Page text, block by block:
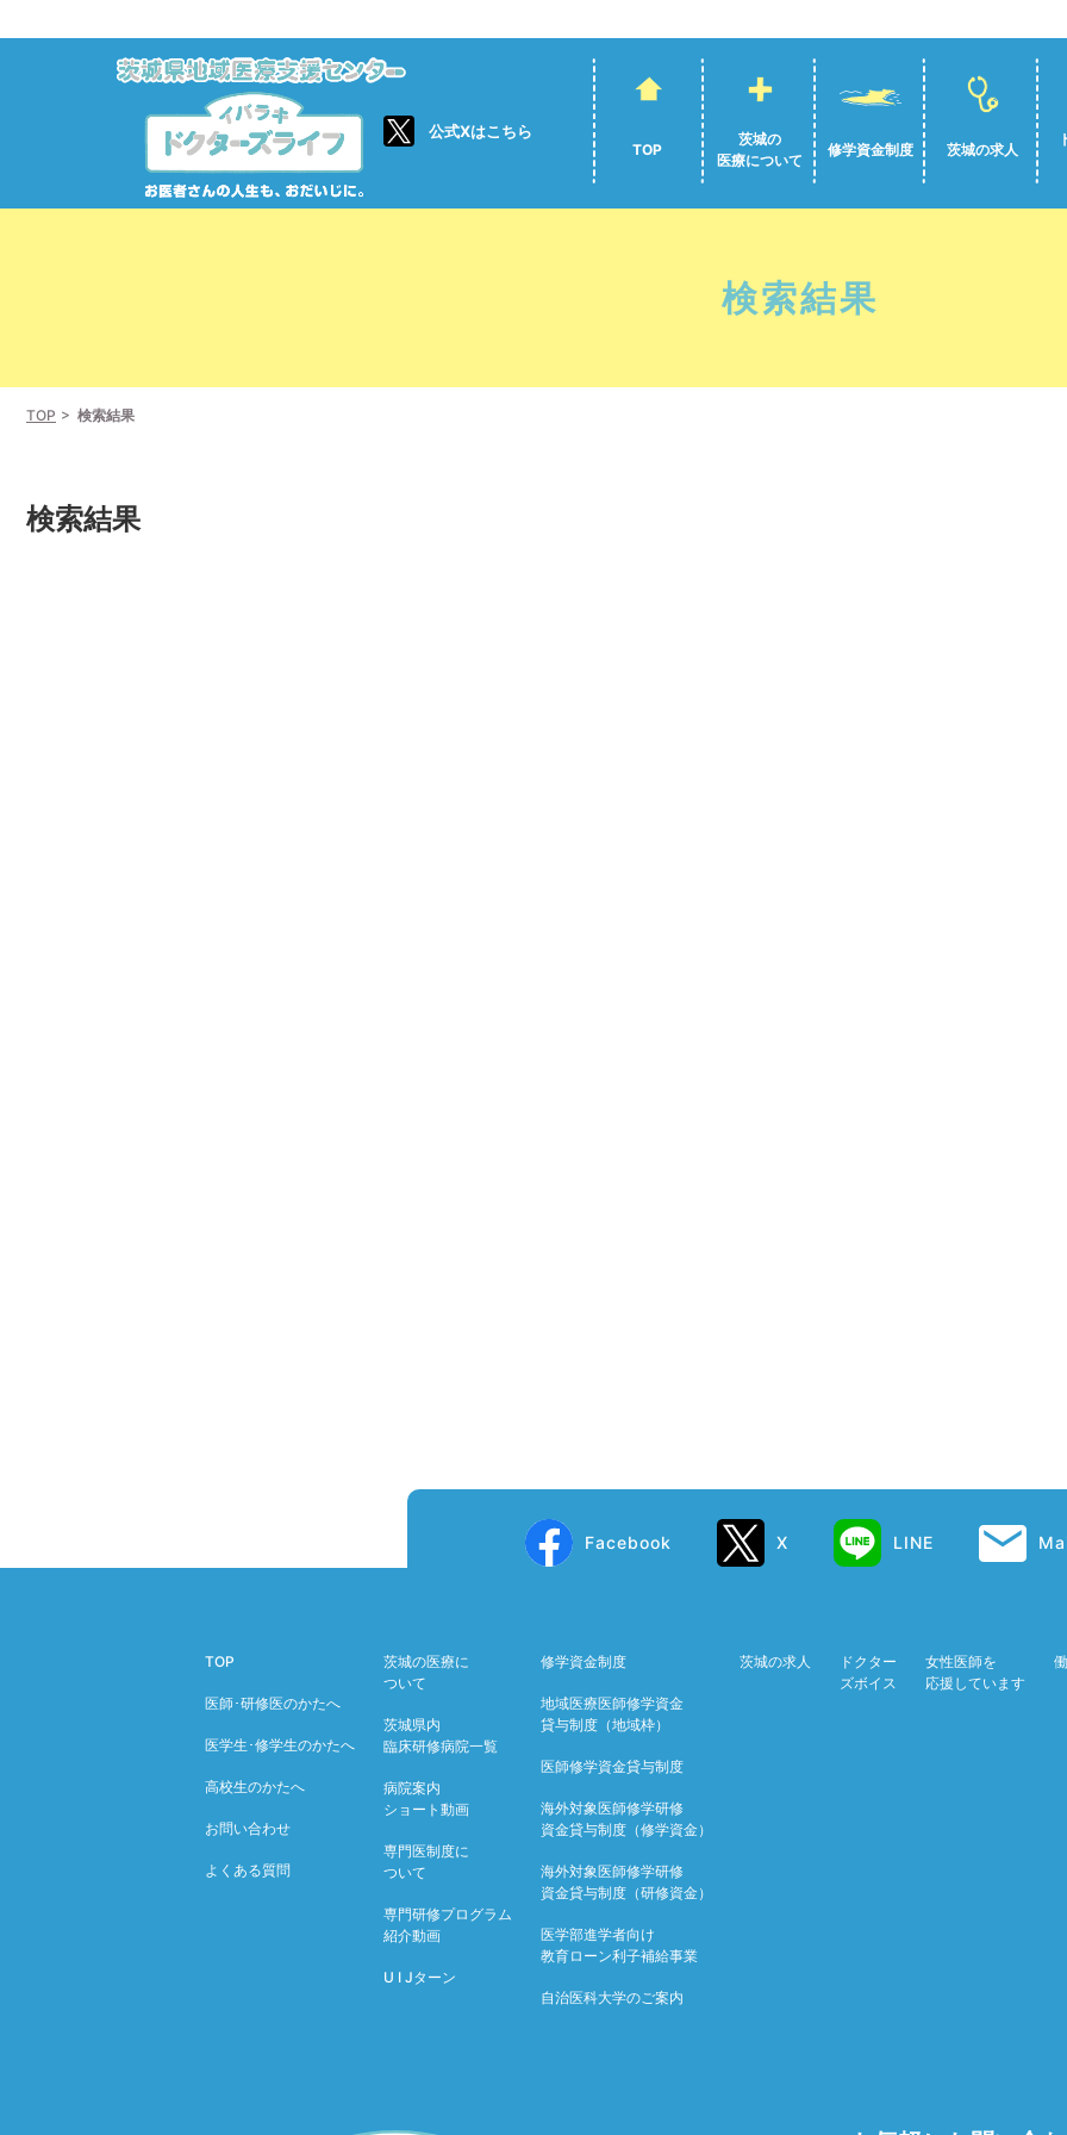
公式Xはこちら
TOP
茨城の
医療について
修学資金制度 茨城の求人
検索結果
TOP 検索結果
検索結果
Facebook X LINE
TOP
医師･研修医のかたへ
医学生･修学生のかたへ
高校生のかたへ
お問い合わせ
よくある質問
茨城の医療に
ついて
茨城県内
臨床研修病院一覧
病院案内
ショート動画
専門医制度に
ついて
専門研修プログラム
紹介動画
U I Jターン
修学資金制度
地域医療医師修学資金
貸与制度（地域枠）
医師修学資金貸与制度
海外対象医師修学研修
資金貸与制度（修学資金）
海外対象医師修学研修
資金貸与制度（研修資金）
医学部進学者向け
教育ローン利子補給事業
自治医科大学のご案内
茨城の求人
ドクター
ズボイス
女性医師を
応援しています